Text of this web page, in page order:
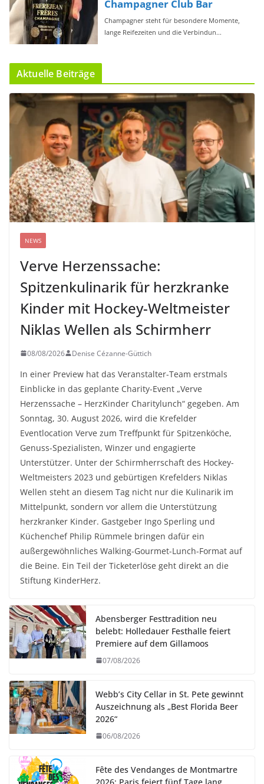
Aktuelle Beiträge
NEWS
Verve Herzenssache:
Spitzenkulinarik für herzkranke
Kinder mit Hockey-Weltmeister
Niklas Wellen als Schirmherr
08/08/2026 Denise Cézanne-Güttich
In einer Preview hat das Veranstalter-Team erstmals
Einblicke in das geplante Charity-Event „Verve
Herzenssache – HerzKinder Charitylunch“ gegeben. Am
Sonntag, 30. August 2026, wird die Krefelder
Eventlocation Verve zum Treffpunkt für Spitzenköche,
Genuss-Spezialisten, Winzer und engagierte
Unterstützer. Unter der Schirmherrschaft des Hockey-
Weltmeisters 2023 und gebürtigen Krefelders Niklas
Wellen steht an diesem Tag nicht nur die Kulinarik im
Mittelpunkt, sondern vor allem die Unterstützung
herzkranker Kinder. Gastgeber Ingo Sperling und
Küchenchef Philip Rümmele bringen dafür ein
außergewöhnliches Walking-Gourmet-Lunch-Format auf
die Beine. Ein Teil der Ticketerlöse geht direkt an die
Stiftung KinderHerz.
Abensberger Festtradition neu
belebt: Holledauer Festhalle feiert
Premiere auf dem Gillamoos
07/08/2026
Webb’s City Cellar in St. Pete gewinnt
Auszeichnung als „Best Florida Beer
2026“
06/08/2026
Fête des Vendanges de Montmartre